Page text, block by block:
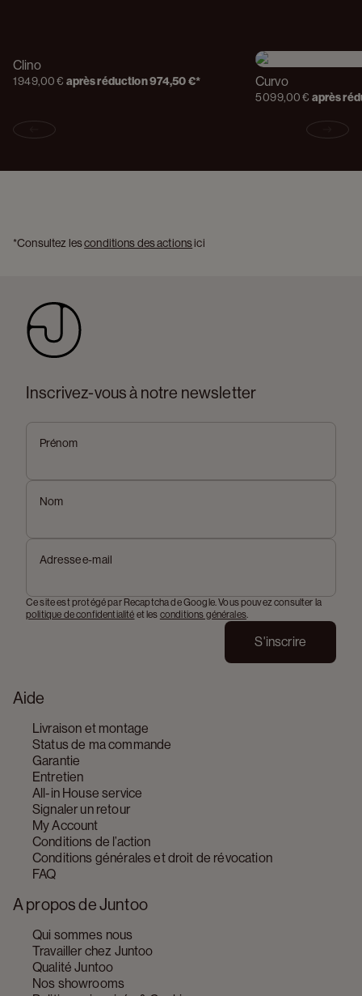
Clino
1 949,00 € après réduction974,50 €* Curvo
5 099,00 € après
Previous slide Next
*Consultez les conditions des actions ici
Aide
Livraison et montage
Status de ma commande
Garantie
Entretien
All-in House service
Signaler un retour
My Account
Conditions de l’action
Conditions générales et droit de révocation
FAQ
A propos de Juntoo
Qui sommes nous
Travailler chez Juntoo
Qualité Juntoo
Nos showrooms
Inscrivez-vous à notre newsletter
Prénom
Nom
Adresse e-mail
Ce site est protégé par Recaptcha de Google. Vous pouvez consulter la
politique de confidentialité et les conditions générales.
S'inscrire